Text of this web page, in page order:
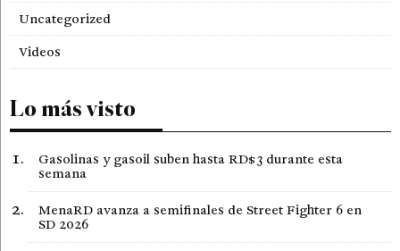
Uncategorized
Videos
Lo más visto
Gasolinas y gasoil suben hasta RD$3 durante esta
semana
MenaRD avanza a semifinales de Street Fighter 6 en
SD 2026